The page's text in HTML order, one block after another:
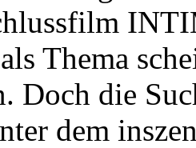
Thema
Doch die
dem